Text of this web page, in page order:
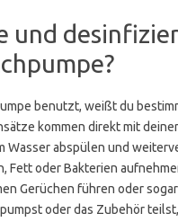
und
benutzt, weißt du
kommen direkt mit
Wasser abspülen und
Fett oder Bakterien
Gerüchen führen oder
oder das Zubehör